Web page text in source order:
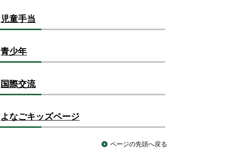
児童手当
青少年
国際交流
よなごキッズページ
ページの先頭へ戻る